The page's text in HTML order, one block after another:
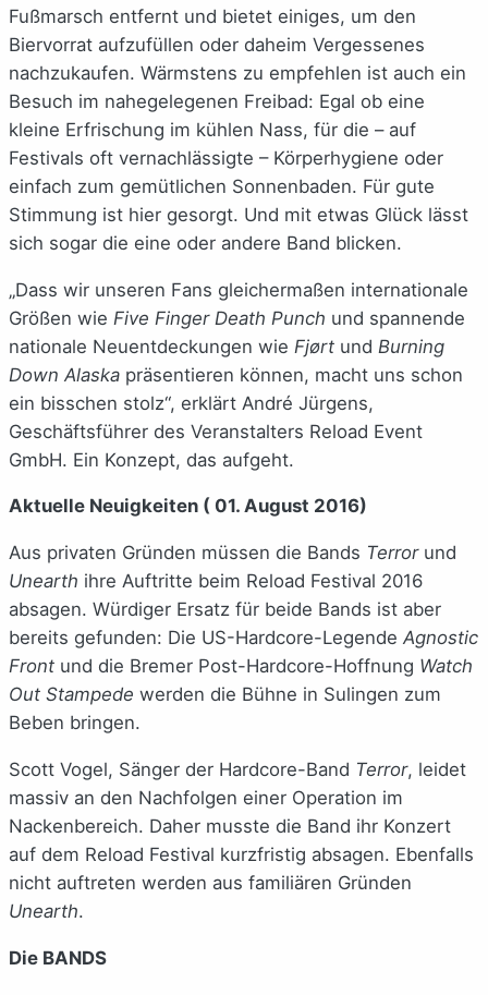
Fußmarsch entfernt und bietet einiges, um den
Biervorrat aufzufüllen oder daheim Vergessenes
nachzukaufen. Wärmstens zu empfehlen ist auch ein
Besuch im nahegelegenen Freibad: Egal ob eine
kleine Erfrischung im kühlen Nass, für die – auf
Festivals oft vernachlässigte – Körperhygiene oder
einfach zum gemütlichen Sonnenbaden. Für gute
Stimmung ist hier gesorgt. Und mit etwas Glück lässt
sich sogar die eine oder andere Band blicken.
„Dass wir unseren Fans gleichermaßen internationale
Größen wie Five Finger Death Punch und spannende
nationale Neuentdeckungen wie Fjørt und Burning
Down Alaska präsentieren können, macht uns schon
ein bisschen stolz“, erklärt André Jürgens,
Geschäftsführer des Veranstalters Reload Event
GmbH. Ein Konzept, das aufgeht.
Aktuelle Neuigkeiten ( 01. August 2016)
Aus privaten Gründen müssen die Bands Terrorund
Unearth ihre Auftritte beim Reload Festival 2016
absagen. Würdiger Ersatz für beide Bands ist aber
bereits gefunden: Die US-Hardcore-Legende Agnostic
Front und die Bremer Post-Hardcore-Hoffnung Watch
Out Stampede werden die Bühne in Sulingen zum
Beben bringen.
Scott Vogel, Sänger der Hardcore-Band Terror, leidet
massiv an den Nachfolgen einer Operation im
Nackenbereich. Daher musste die Band ihr Konzert
auf dem Reload Festival kurzfristig absagen. Ebenfalls
nicht auftreten werden aus familiären Gründen
Unearth.
Die BANDS